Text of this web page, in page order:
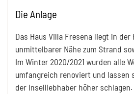
Die Anlage
Das Haus Villa Fresena liegt in
unmittelbarer Nähe zum Strand
Im Winter 2020/2021 wurden alle
umfangreich renoviert und lassen
der Inselliebhaber höher